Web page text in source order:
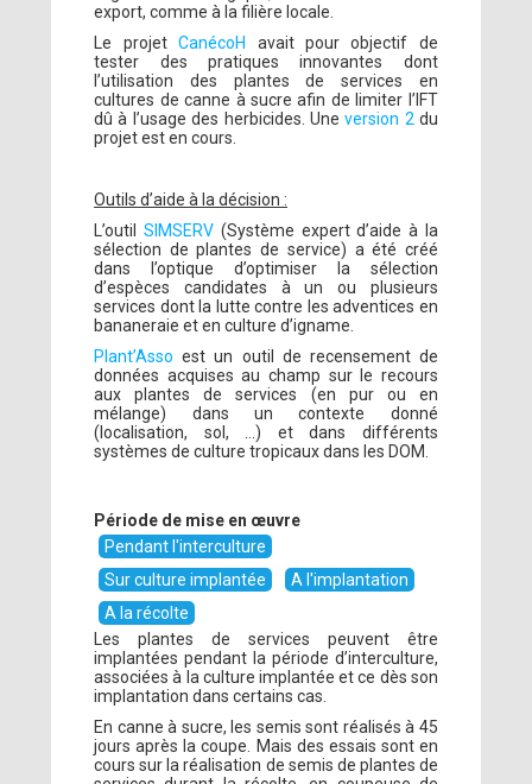
export, comme à la filière locale.
Le projetCanécoH
avait pour objectif de
tester des pratiques innovantes dont
l’utilisation des plantes de services en
cultures de canne à sucre afin de limiter l’IFT
dû à l’usage des herbicides. Uneversion 2 du
projet est en cours.
Outils d’aide à la décision :
L’outil SIMSERV(Système expert d’aide à la
sélection de plantes de service) a été créé
dans l’optique d’optimiser la sélection
d’espèces candidates à un ou plusieurs
services dont la lutte contre les adventices en
bananeraie et en culture d’igname.
Plant’Asso est un outil de recensement de
données acquises au champ sur le recours
aux plantes de services (en pur ou en
mélange) dans un contexte donné
(localisation, sol, …) et dans différents
systèmes de culture tropicaux dans les DOM.
Période de mise en œuvre
Pendant l'interculture
Sur culture implantée
A l'implantation
A la récolte
Les plantes de services peuvent être
implantées pendant la période d’interculture,
associées à la culture implantée et ce dès son
implantation dans certains cas.
En canne à sucre, les semis sont réalisés à 45
jours après la coupe. Mais des essais sont en
cours sur la réalisation de semis de plantes de